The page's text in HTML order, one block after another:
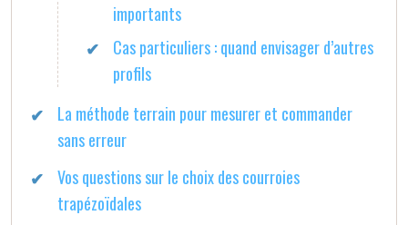
importants
Cas particuliers : quand envisager d’autres
profils
La méthode terrain pour mesurer et commander
sans erreur
Vos questions sur le choix des courroies
trapézoïdales